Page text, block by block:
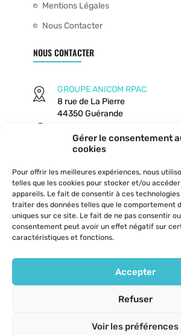
Gérer le consentement
cookies
Pour offrir les meilleures expériences, nous
telles que les cookies pour stocker et/ou
appareils. Le fait de consentir à ces
traiter des données telles que le comportement
uniques sur ce site. Le fait de ne pas consentir
consentement peut avoir un effet négatif sur
caractéristiques et fonctions.
Accepter
Refuser
Voir les préférences
Mentions Légales
Nous Contacter
NOUS CONTACTER
GROUPE ANICOM RPAC
8 rue de La Pierre
44350 Guérande
09 64 300 116
contact@rpac.fr